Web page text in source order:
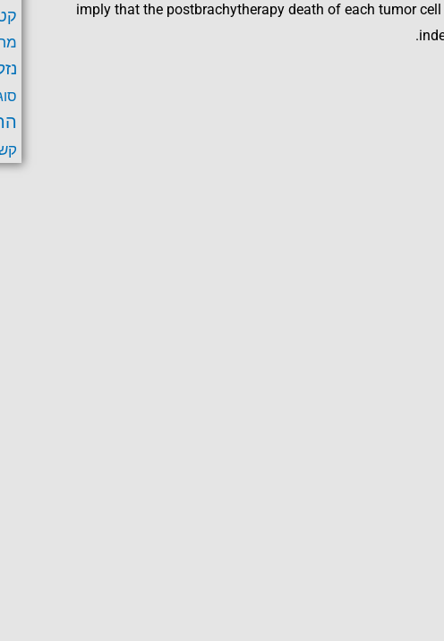
imply that the postbrachytherapy death of each tumor